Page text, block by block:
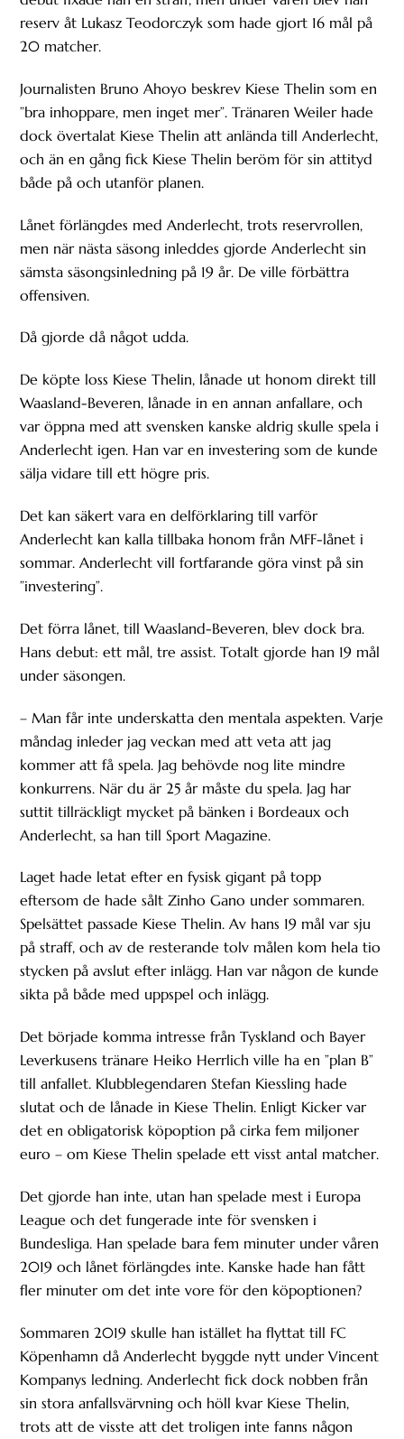
reserv åt Lukasz Teodorczyk som hade gjort 16 mål på
20 matcher.
Journalisten Bruno Ahoyo beskrev Kiese Thelin som en
”bra inhoppare, men inget mer”. Tränaren Weiler hade
dock övertalat Kiese Thelin att anlända till Anderlecht,
och än en gång fick Kiese Thelin beröm för sin attityd
både på och utanför planen.
Lånet förlängdes med Anderlecht, trots reservrollen,
men när nästa säsong inleddes gjorde Anderlecht sin
sämsta säsongsinledning på 19 år. De ville förbättra
offensiven.
Då gjorde då något udda.
De köpte loss Kiese Thelin, lånade ut honom direkt till
Waasland-Beveren, lånade in en annan anfallare, och
var öppna med att svensken kanske aldrig skulle spela i
Anderlecht igen. Han var en investering som de kunde
sälja vidare till ett högre pris.
Det kan säkert vara en delförklaring till varför
Anderlecht kan kalla tillbaka honom från MFF-lånet i
sommar. Anderlecht vill fortfarande göra vinst på sin
”investering”.
Det förra lånet, till Waasland-Beveren, blev dock bra.
Hans debut: ett mål, tre assist. Totalt gjorde han 19 mål
under säsongen.
– Man får inte underskatta den mentala aspekten. Varje
måndag inleder jag veckan med att veta att jag
kommer att få spela. Jag behövde nog lite mindre
konkurrens. När du är 25 år måste du spela. Jag har
suttit tillräckligt mycket på bänken i Bordeaux och
Anderlecht, sa han till Sport Magazine.
Laget hade letat efter en fysisk gigant på topp
eftersom de hade sålt Zinho Gano under sommaren.
Spelsättet passade Kiese Thelin. Av hans 19 mål var sju
på straff, och av de resterande tolv målen kom hela tio
stycken på avslut efter inlägg. Han var någon de kunde
sikta på både med uppspel och inlägg.
Det började komma intresse från Tyskland och Bayer
Leverkusens tränare Heiko Herrlich ville ha en ”plan B”
till anfallet. Klubblegendaren Stefan Kiessling hade
slutat och de lånade in Kiese Thelin. Enligt Kicker var
det en obligatorisk köpoption på cirka fem miljoner
euro – om Kiese Thelin spelade ett visst antal matcher.
Det gjorde han inte, utan han spelade mest i Europa
League och det fungerade inte för svensken i
Bundesliga. Han spelade bara fem minuter under våren
2019 och lånet förlängdes inte. Kanske hade han fått
fler minuter om det inte vore för den köpoptionen?
Sommaren 2019 skulle han istället ha flyttat till FC
Köpenhamn då Anderlecht byggde nytt under Vincent
Kompanys ledning. Anderlecht fick dock nobben från
sin stora anfallsvärvning och höll kvar Kiese Thelin,
trots att de visste att det troligen inte fanns någon